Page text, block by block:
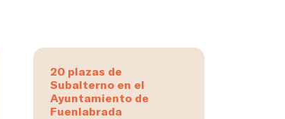
20 plazas de
Subalterno en el
Ayuntamiento de
Fuenlabrada